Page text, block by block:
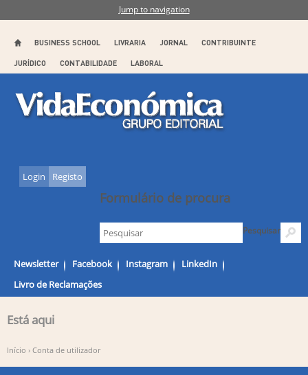
Jump to navigation
BUSINESS SCHOOL LIVRARIA JORNAL CONTRIBUINTE
JURÍDICO CONTABILIDADE LABORAL
Formulário de procura
Pesquisar
Login Registo
Newsletter Facebook Instagram
LinkedIn
Livro de Reclamações
Está aqui
Início › Conta de utilizador